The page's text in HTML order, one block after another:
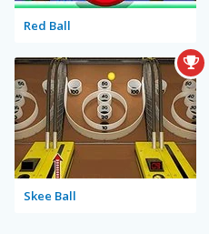
Red Ball
Skee Ball